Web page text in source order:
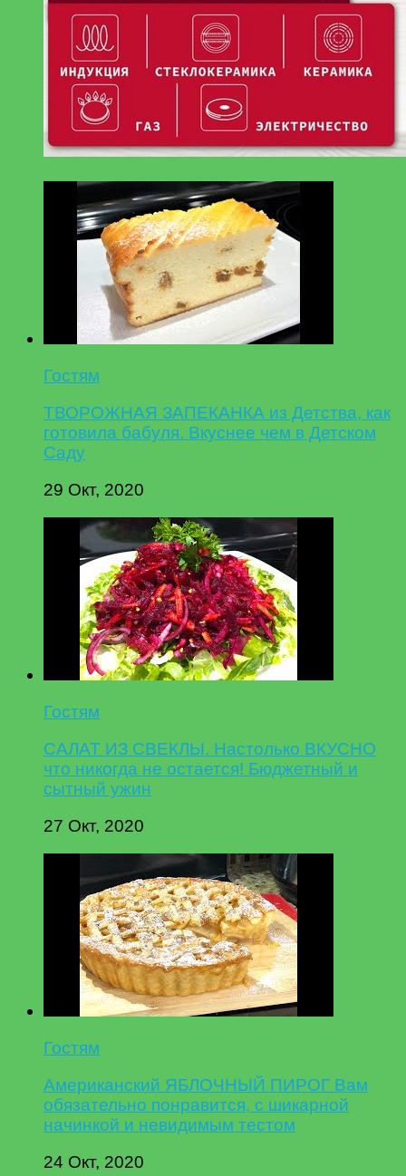
Гостям
ТВОРОЖНАЯ ЗАПЕКАНКА из Детства, как
готовила бабуля. Вкуснее чем в Детском
Саду
29 Окт, 2020
Гостям
САЛАТ ИЗ СВЕКЛЫ. Настолько ВКУСНО
что никогда не остается! Бюджетный и
сытный ужин
27 Окт, 2020
Гостям
Американский ЯБЛОЧНЫЙ ПИРОГ Вам
обязательно понравится, с шикарной
начинкой и невидимым тестом
24 Окт, 2020